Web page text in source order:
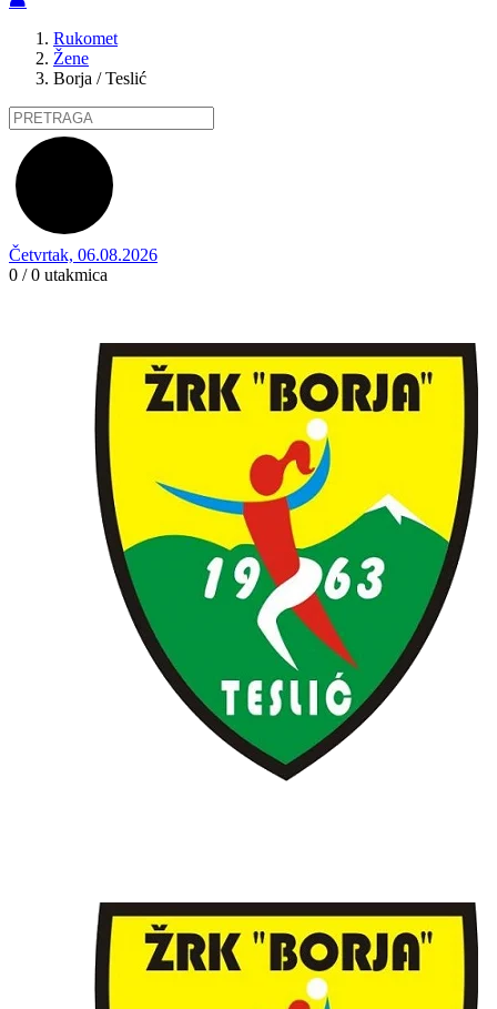
Rukomet
Žene
Borja / Teslić
Četvrtak, 06.08.2026
0 / 0 utakmica